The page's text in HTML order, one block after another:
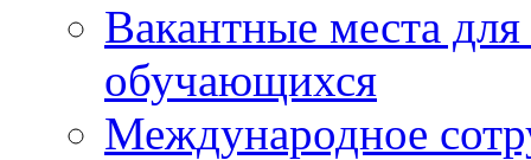
Вакантные места
обучающихся
Международное